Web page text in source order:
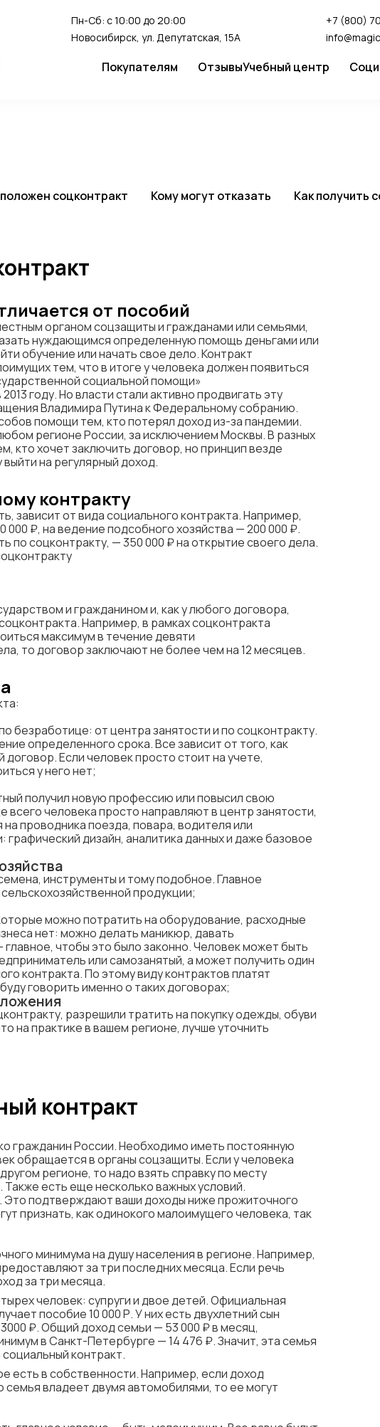
Пн-Сб: с 10:00 до 20:00
Новосибирск, ул. Депутатская, 15А
+7 (800)
Покупателям
Как сделать заказ
ОтзывыУчебный центр
соцконтракт Кому могут отказать Как получить
от пособий
органом соцзащиты и гражданами или семьями,
нуждающимся определенную помощь деньгами или
обучение или начать свое дело. Контракт
тем, что в итоге у человека должен появиться
социальной помощи»
году. Но власти стали активно продвигать эту
Владимира Путина к Федеральному собранию.
помощи тем, кто потерял доход из-за пандемии.
регионе России, за исключением Москвы. В разных
кто хочет заключить договор, но принцип везде
на регулярный доход.
контракту
зависит от вида социального контракта. Например,
₽, на ведение подсобного хозяйства — 200 000 ₽.
по соцконтракту, — 350 000 ₽ на открытие своего дела.
и гражданином и, как у любого договора,
Например, в рамках соцконтракта
максимум в течение девяти
то договор заключают не более чем на 12 месяцев.
безработице: от центра занятости и по соцконтракту.
определенного срока. Все зависит от того, как
Если человек просто стоит на учете,
у него нет;
получил новую профессию или повысил свою
человека просто направляют в центр занятости,
проводника поезда, повара, водителя или
дизайн, аналитика данных и даже базовое
инструменты и тому подобное. Главное
продукции;
можно потратить на оборудование, расходные
нет: можно делать маникюр, давать
чтобы это было законно. Человек может быть
или самозанятый, а может получить один
контракта. По этому виду контрактов платят
говорить именно о таких договорах;
разрешили тратить на покупку одежды, обуви
на практике в вашем регионе, лучше уточнить
контракт
гражданин России. Необходимо иметь постоянную
обращается в органы соцзащиты. Если у человека
регионе, то надо взять справку по месту
есть еще несколько важных условий.
подтверждают ваши доходы ниже прожиточного
признать, как одинокого малоимущего человека, так
минимума на душу населения в регионе. Например,
за три последних месяца. Если речь
за три месяца.
человек: супруги и двое детей. Официальная
пособие 10 000 Р. У них есть двухлетний сын
₽. Общий доход семьи — 53 000 ₽ в месяц,
в Санкт-Петербурге — 14 476 ₽. Значит, эта семья
контракт.
есть в собственности. Например, если доход
владеет двумя автомобилями, то ее могут